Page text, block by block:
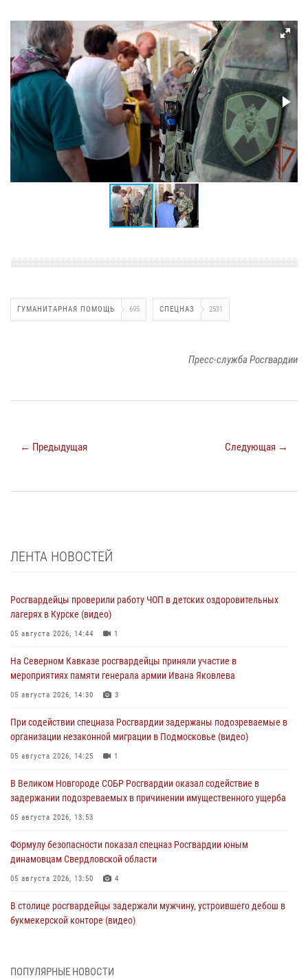
ГУМАНИТАРНАЯ ПОМОЩЬ 695 СПЕЦНАЗ 2531
Пресс-служба Росгвардии
← Предыдущая Следующая →
ЛЕНТА НОВОСТЕЙ
Росгвардейцы проверили работу ЧОП в детских оздоровительных
лагерях в Курске (видео)
05 августа 2026, 14:44 1
На Северном Кавказе росгвардейцы приняли участие в
мероприятиях памяти генерала армии Ивана Яковлева
05 августа 2026, 14:30 3
При содействии спецназа Росгвардии задержаны подозреваемые в
организации незаконной миграции в Подмосковье (видео)
05 августа 2026, 14:25 1
В Великом Новгороде СОБР Росгвардии оказал содействие в
задержании подозреваемых в причинении имущественного ущерба
05 августа 2026, 13:53
Формулу безопасности показал спецназ Росгвардии юным
динамовцам Свердловской области
05 августа 2026, 13:50 4
В столице росгвардейцы задержали мужчину, устроившего дебош в
букмекерской конторе (видео)
В Удмуртии при силовой поддержке спецназа Росгвардии
ПОПУЛЯРНЫЕ НОВОСТИ